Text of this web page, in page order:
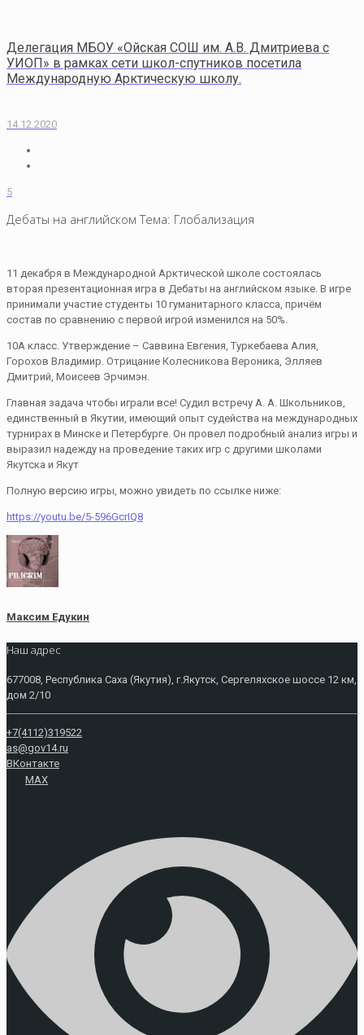
Делегация МБОУ «Ойская СОШ им. А.В. Дмитриева с
УИОП» в рамках сети школ-спутников посетила
Международную Арктическую школу.
14.12.2020
5
Дебаты на английском Тема: Глобализация
11 декабря в Международной Арктической школе состоялась
вторая презентационная игра в Дебаты на английском языке. В игре
принимали участие студенты 10 гуманитарного класса, причём
состав по сравнению с первой игрой изменился на 50%.
10А класс. Утверждение – Саввина Евгения, Туркебаева Алия,
Горохов Владимир. Отрицание Колесникова Вероника, Элляев
Дмитрий, Моисеев Эрчимэн.
Главная задача чтобы играли все! Судил встречу А. А. Школьников,
единственный в Якутии, имеющий опыт судейства на международных
турнирах в Минске и Петербурге. Он провел подробный анализ игры и
выразил надежду на проведение таких игр с другими школами
Якутска и Якут
Полную версию игры, можно увидеть по ссылке ниже:
https://youtu.be/5-596GcrIQ8
Максим Едукин
Наш адрес
677008, Республика Саха (Якутия), г.Якутск, Сергеляхское шоссе 12 км,
дом 2/10
+7(4112)319522
as@gov14.ru
ВКонтакте
MAX